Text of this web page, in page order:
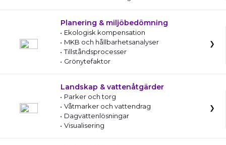
Planering & miljöbedömning
Ekologisk kompensation
MKB och hållbarhetsanalyser
Tillståndsprocesser
Grönytefaktor
Landskap & vattenåtgärder
Parker och torg
Våtmarker och vattendrag
Dagvattenlösningar
Visualisering